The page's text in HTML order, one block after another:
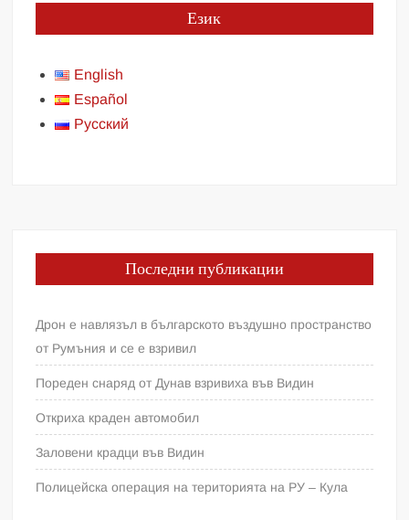
Език
English
Español
Русский
Последни публикации
Дрон е навлязъл в българското въздушно пространство
от Румъния и се е взривил
Пореден снаряд от Дунав взривиха във Видин
Откриха краден автомобил
Заловени крадци във Видин
Полицейска операция на територията на РУ – Кула